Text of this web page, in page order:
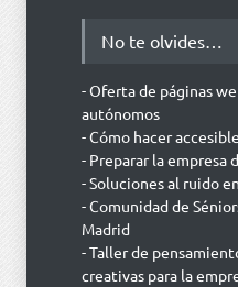
No te olvides…
- Oferta de páginas
autónomos
- Cómo hacer
- Preparar la empresa
- Soluciones al ruido
- Comunidad de
Madrid
- Taller de
creativas para la